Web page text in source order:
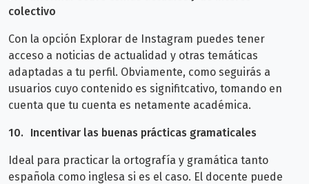
colectivo
Con la opción Explorar de Instagram puedes tener
acceso a noticias de actualidad y otras temáticas
adaptadas a tu perfil. Obviamente, como seguirás a
usuarios cuyo contenido es signifitcativo, tomando en
cuenta que tu cuenta es netamente académica.
10. Incentivar las buenas prácticas gramaticales
Ideal para practicar la ortografía y gramática tanto
española como inglesa si es el caso. El docente puede